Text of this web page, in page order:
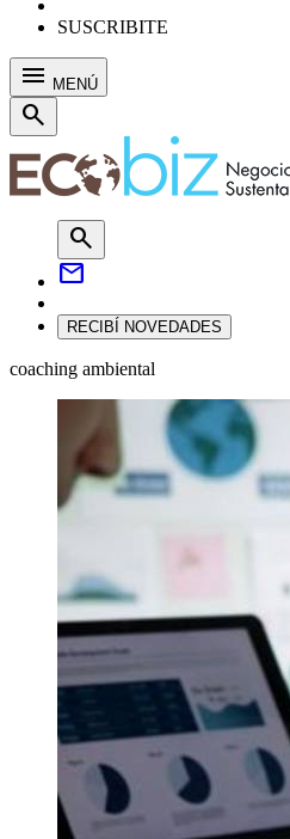
SUSCRIBITE
menu MENÚ
search
search
mail
RECIBÍ NOVEDADES
coaching ambiental